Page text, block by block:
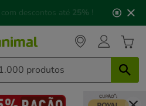
com descontos até 25% !